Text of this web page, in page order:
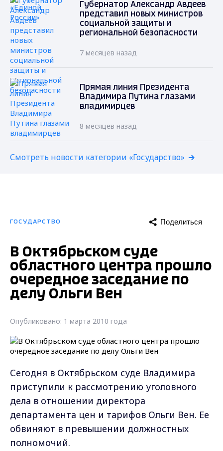
Губернатор Александр Авдеев
представил новых министров
социальной защиты и
региональной безопасности
7 месяцев назад
Прямая линия Президента
Владимира Путина глазами
владимирцев
8 месяцев назад
Смотреть новости категории «Государство»
ГОСУДАРСТВО Поделиться
В Октябрьском суде
областного центра прошло
очередное заседание по
делу Ольги Вен
Опубликовано: 1 марта 2010 года
Сегодня в Октябрьском суде Владимира
приступили к рассмотрению уголовного
дела в отношении директора
департамента цен и тарифов Ольги Вен. Ее
обвиняют в превышении должностных
полномочий.